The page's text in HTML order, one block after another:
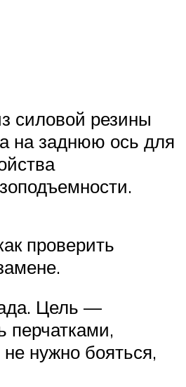
силовой резины
на заднюю ось для
проверить
Цель —
перчатками,
нужно бояться,